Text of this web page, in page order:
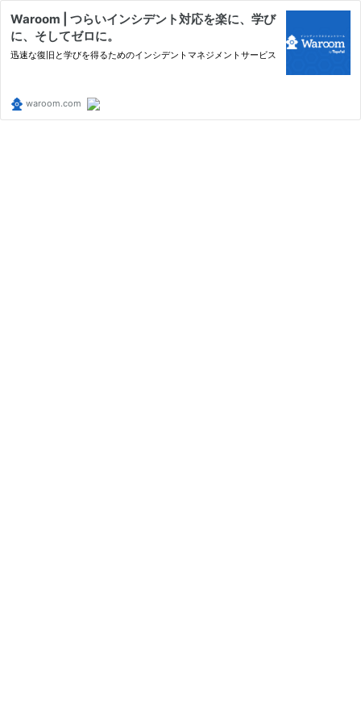
Waroom | つらいインシデント対応を楽に、学び
に、そしてゼロに。
迅速な復旧と学びを得るためのインシデントマネジメントサービス
waroom.com